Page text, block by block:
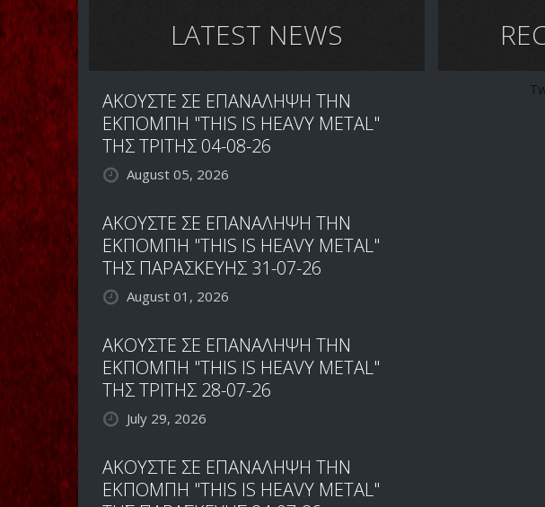
LATEST NEWS
ΑΚΟΥΣΤΕ ΣΕ ΕΠΑΝΑΛΗΨΗ ΤΗΝ
ΕΚΠΟΜΠΗ "THIS IS HEAVY METAL"
ΤΗΣ ΤΡΙΤΗΣ 04-08-26
August 05, 2026
ΑΚΟΥΣΤΕ ΣΕ ΕΠΑΝΑΛΗΨΗ ΤΗΝ
ΕΚΠΟΜΠΗ "THIS IS HEAVY METAL"
ΤΗΣ ΠΑΡΑΣΚΕΥΗΣ 31-07-26
August 01, 2026
ΑΚΟΥΣΤΕ ΣΕ ΕΠΑΝΑΛΗΨΗ ΤΗΝ
ΕΚΠΟΜΠΗ "THIS IS HEAVY METAL"
ΤΗΣ ΤΡΙΤΗΣ 28-07-26
July 29, 2026
ΑΚΟΥΣΤΕ ΣΕ ΕΠΑΝΑΛΗΨΗ ΤΗΝ
ΕΚΠΟΜΠΗ "THIS IS HEAVY METAL"